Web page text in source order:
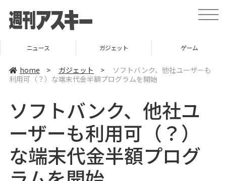
t
o
v
ニュース ガジェット ゲーム
home > ガジェット >
ソフトバンク、他社ユーザーも
利用可（？）な端末代金半額プログラムを開始
ソフトバンク、他社ユ
ーザーも利用可（？）
な端末代金半額プログ